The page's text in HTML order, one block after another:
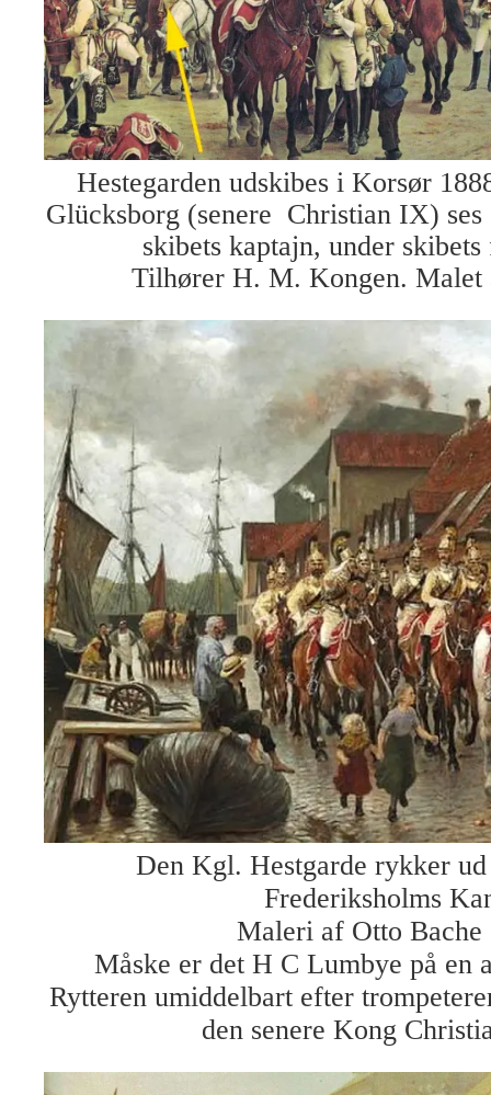
Hestegarden udskibes i Korsør
Glücksborg (senere Christian IX) ses
skibets kaptajn, under
Tilhører H. M. Kongen. Malet
Den Kgl. Hestgarde rykker
Frederiksholms
Maleri af Otto Bache
Måske er det H C Lumbye på en
Rytteren umiddelbart efter
den senere Kong